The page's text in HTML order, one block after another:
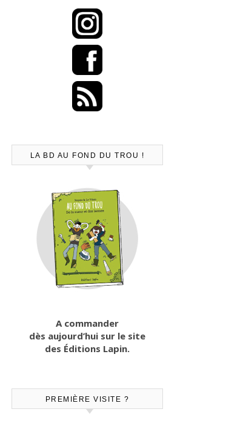
LA BD AU FOND DU TROU !
A commander
dès aujourd’hui sur le site
des Éditions Lapin.
PREMIÈRE VISITE ?